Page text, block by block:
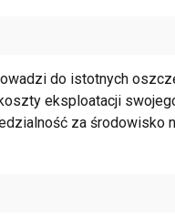
do istotnych
eksploatacji
za środowisko